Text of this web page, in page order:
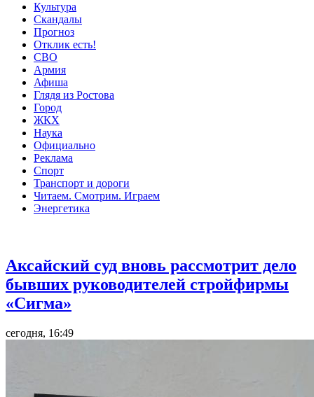
Культура
Скандалы
Прогноз
Отклик есть!
СВО
Армия
Афиша
Глядя из Ростова
Город
ЖКХ
Наука
Официально
Реклама
Спорт
Транспорт и дороги
Читаем. Смотрим. Играем
Энергетика
Аксайский суд вновь рассмотрит дело
бывших руководителей стройфирмы
«Сигма»
сегодня, 16:49